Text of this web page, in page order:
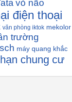
vỏ não
điện thoại
văn phòng iktok mekolor
trường
máy quang khắc
hạn chung cư